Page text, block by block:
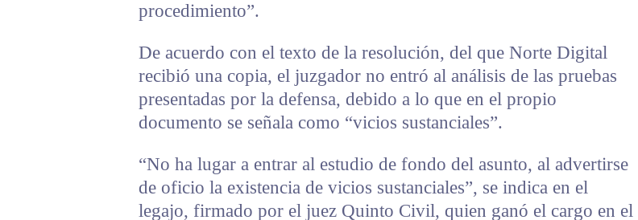
procedimiento”.
De acuerdo con el texto de la resolución, del que Norte Digital
recibió una copia, el juzgador no entró al análisis de las pruebas
presentadas por la defensa, debido a lo que en el propio
documento se señala como “vicios sustanciales”.
“No ha lugar a entrar al estudio de fondo del asunto, al advertirse
de oficio la existencia de vicios sustanciales”, se indica en el
legajo, firmado por el juez Quinto Civil, quien ganó el cargo en el